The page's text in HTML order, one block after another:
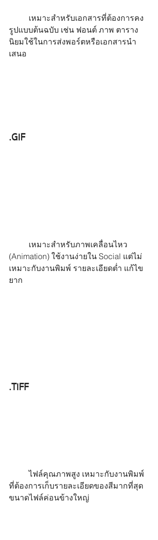
รูปแบบต้นฉบับ เช่น ฟอนต์ ภาพ ตาราง
นิยมใช้ในการส่งพอร์ตหรือเอกสารนำ
เสนอ
.GIF
(Animation) ใช้งานง่ายใน Social แต่ไม่
เหมาะกับงานพิมพ์ รายละเอียดต่ำ แก้ไข
ยาก
.TIFF
	ไฟล์คุณภาพสูง เหมาะกับงานพิมพ์
ที่ต้องการเก็บรายละเอียดของสีมากที่สุด
ขนาดไฟล์ค่อนข้างใหญ่